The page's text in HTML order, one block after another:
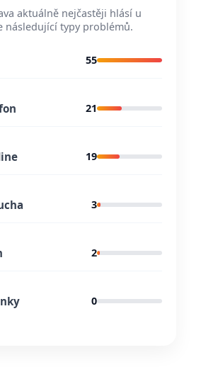
aktuálně nejčastěji hlásí u
následující typy problémů.
55
21
19
3
2
0